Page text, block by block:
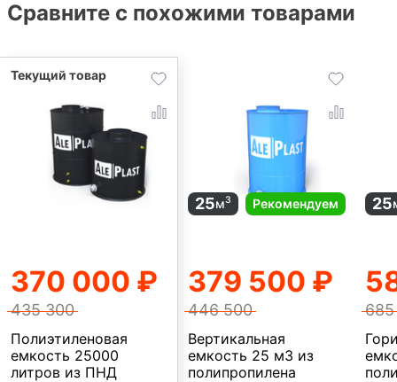
Сравните с похожими товарами
Полиэтиленовая
емкость 25000
литров из ПНД
370 000 ₽
435 300
Вертикальная
емкость 25 м3 из
полипропилена
25м3 Рекомендуем
379 500 ₽
446 500
25